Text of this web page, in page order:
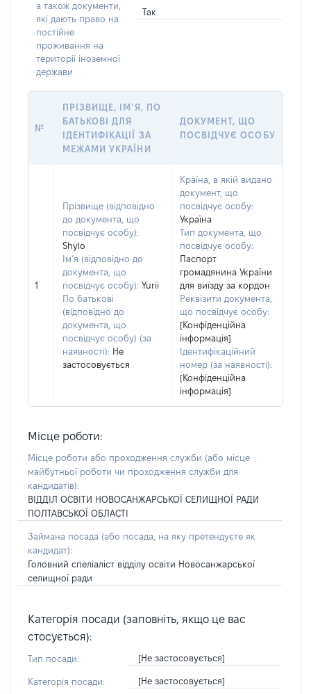
а також документи,
які дають право на
постійне
проживання на
території іноземної
держави
Так
№
ПРІЗВИЩЕ, ІМ’Я, ПО
БАТЬКОВІ ДЛЯ
ІДЕНТИФІКАЦІЇ ЗА
МЕЖАМИ УКРАЇНИ
ДОКУМЕНТ, ЩО
ПОСВІДЧУЄ ОСОБУ
1
Прізвище (відповідно
до документа, що
посвідчує особу):
Shylo
Ім’я (відповідно до
документа, що
посвідчує особу): Yurii
По батькові
(відповідно до
документа, що
посвідчує особу) (за
наявності): Не
застосовується
Країна, в якій видано
документ, що
посвідчує особу:
Україна
Тип документа, що
посвідчує особу:
Паспорт
громадянина України
для виїзду за кордон
Реквізити документа,
що посвідчує особу:
[Конфіденційна
інформація]
Ідентифікаційний
номер (за наявності):
[Конфіденційна
інформація]
Місце роботи:
Місце роботи або проходження служби (або місце
майбутньої роботи чи проходження служби для
кандидатів):
ВІДДІЛ ОСВІТИ НОВОСАНЖАРСЬКОЇ СЕЛИЩНОЇ РАДИ
ПОЛТАВСЬКОЇ ОБЛАСТІ
Займана посада (або посада, на яку претендуєте як
кандидат):
Головний спеліаліст відділу освіти Новосанжарської
селищної ради
Категорія посади (заповніть, якщо це вас
стосується):
Тип посади: [Не застосовується]
Категорія посади: [Не застосовується]